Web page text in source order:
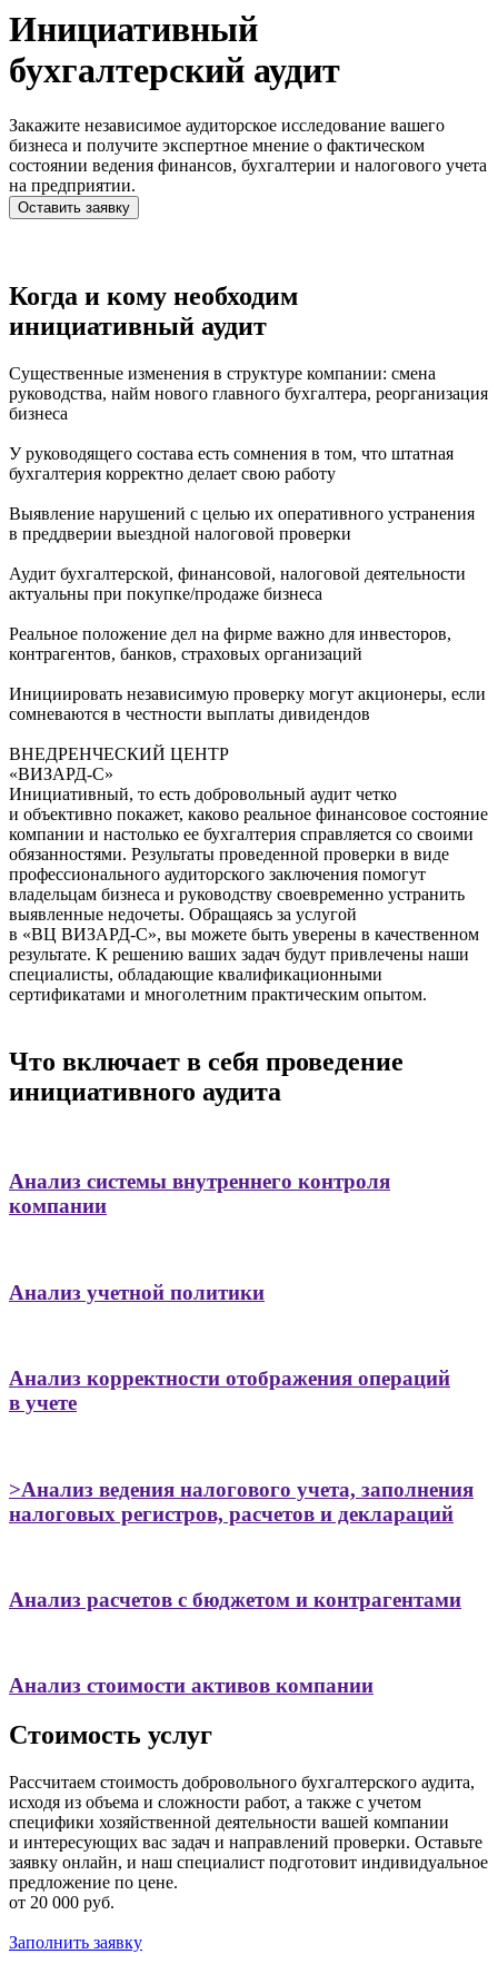
Инициативный
бухгалтерский аудит
Закажите независимое аудиторское исследование вашего
бизнеса и получите экспертное мнение о фактическом
состоянии ведения финансов, бухгалтерии и налогового учета
на предприятии.
Оставить заявку
Когда и кому необходим
инициативный аудит
Существенные изменения в структуре компании: смена
руководства, найм нового главного бухгалтера, реорганизация
бизнеса
У руководящего состава есть сомнения в том, что штатная
бухгалтерия корректно делает свою работу
Выявление нарушений с целью их оперативного устранения
в преддверии выездной налоговой проверки
Аудит бухгалтерской, финансовой, налоговой деятельности
актуальны при покупке/продаже бизнеса
Реальное положение дел на фирме важно для инвесторов,
контрагентов, банков, страховых организаций
Инициировать независимую проверку могут акционеры, если
сомневаются в честности выплаты дивидендов
ВНЕДРЕНЧЕСКИЙ ЦЕНТР
«ВИЗАРД-С»
Инициативный, то есть добровольный аудит четко
и объективно покажет, каково реальное финансовое состояние
компании и настолько ее бухгалтерия справляется со своими
обязанностями. Результаты проведенной проверки в виде
профессионального аудиторского заключения помогут
владельцам бизнеса и руководству своевременно устранить
выявленные недочеты. Обращаясь за услугой
в «ВЦ ВИЗАРД-С», вы можете быть уверены в качественном
результате. К решению ваших задач будут привлечены наши
специалисты, обладающие квалификационными
сертификатами и многолетним практическим опытом.
Что включает в себя проведение
инициативного аудита
Анализ системы внутреннего контроля
компании
Анализ учетной политики
Анализ корректности отображения операций
в учете
>Анализ ведения налогового учета, заполнения
налоговых регистров, расчетов и деклараций
Анализ расчетов с бюджетом и контрагентами
Анализ стоимости активов компании
Стоимость услуг
Рассчитаем стоимость добровольного бухгалтерского аудита,
исходя из объема и сложности работ, а также с учетом
специфики хозяйственной деятельности вашей компании
и интересующих вас задач и направлений проверки. Оставьте
заявку онлайн, и наш специалист подготовит индивидуальное
предложение по цене.
от 20 000 руб.
Заполнить заявку